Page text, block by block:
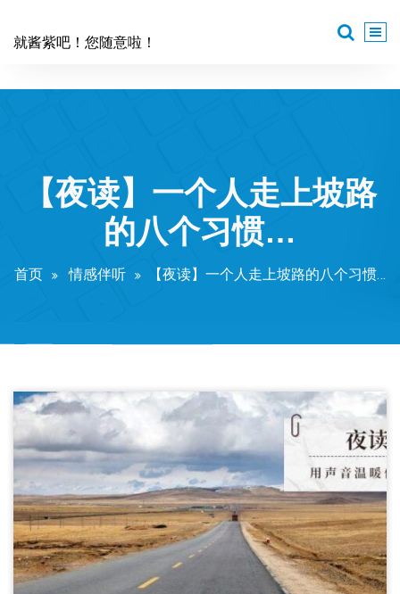
就酱紫吧！您随意啦！
【夜读】一个人走上坡路
的八个习惯…
首页 情感伴听 【夜读】一个人走上坡路的八个习惯…